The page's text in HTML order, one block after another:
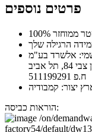
פרטים נוספים
ממוחזר
הרגילה שלך
אלשרד בע"מ
תל אביב
ח.פ 511199291
יצור: קמבודיה
הוראות כביסה: